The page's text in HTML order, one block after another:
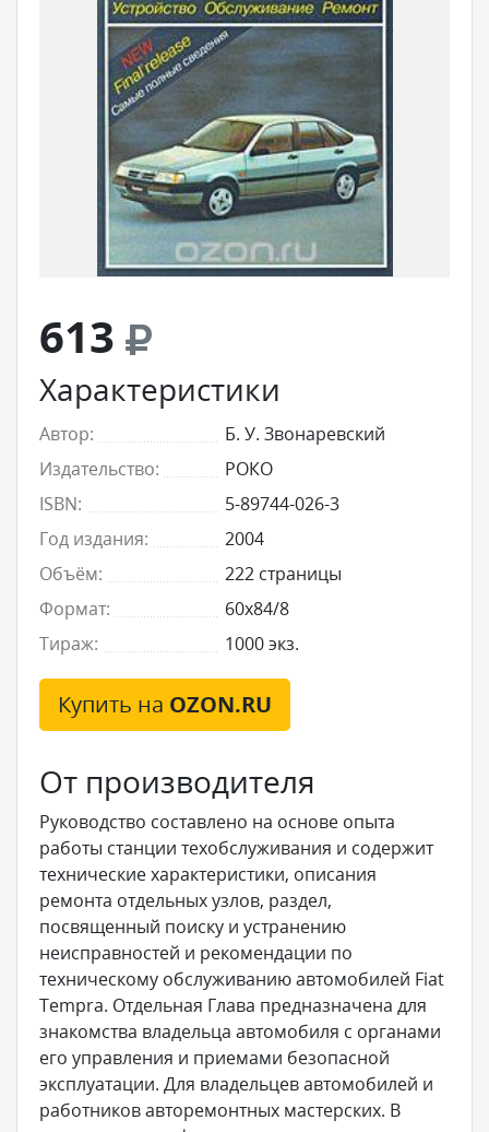
613
Характеристики
Автор:
Б. У. Звонаревский
Издательство:
РОКО
ISBN:
5-89744-026-3
Год издания:
2004
Объём:
222 страницы
Формат:
60x84/8
Тираж:
1000 экз.
Купить на OZON.RU
От производителя
Руководство составлено на основе опыта
работы станции техобслуживания и содержит
технические характеристики, описания
ремонта отдельных узлов, раздел,
посвященный поиску и устранению
неисправностей и рекомендации по
техническому обслуживанию автомобилей Fiat
Tempra. Отдельная Глава предназначена для
знакомства владельца автомобиля с органами
его управления и приемами безопасной
эксплуатации. Для владельцев автомобилей и
работников авторемонтных мастерских. В